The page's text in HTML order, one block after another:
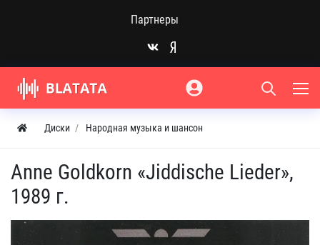
Партнеры
Диски Народная музыка и шансон
Anne Goldkorn «Jiddische Lieder»,
1989 г.